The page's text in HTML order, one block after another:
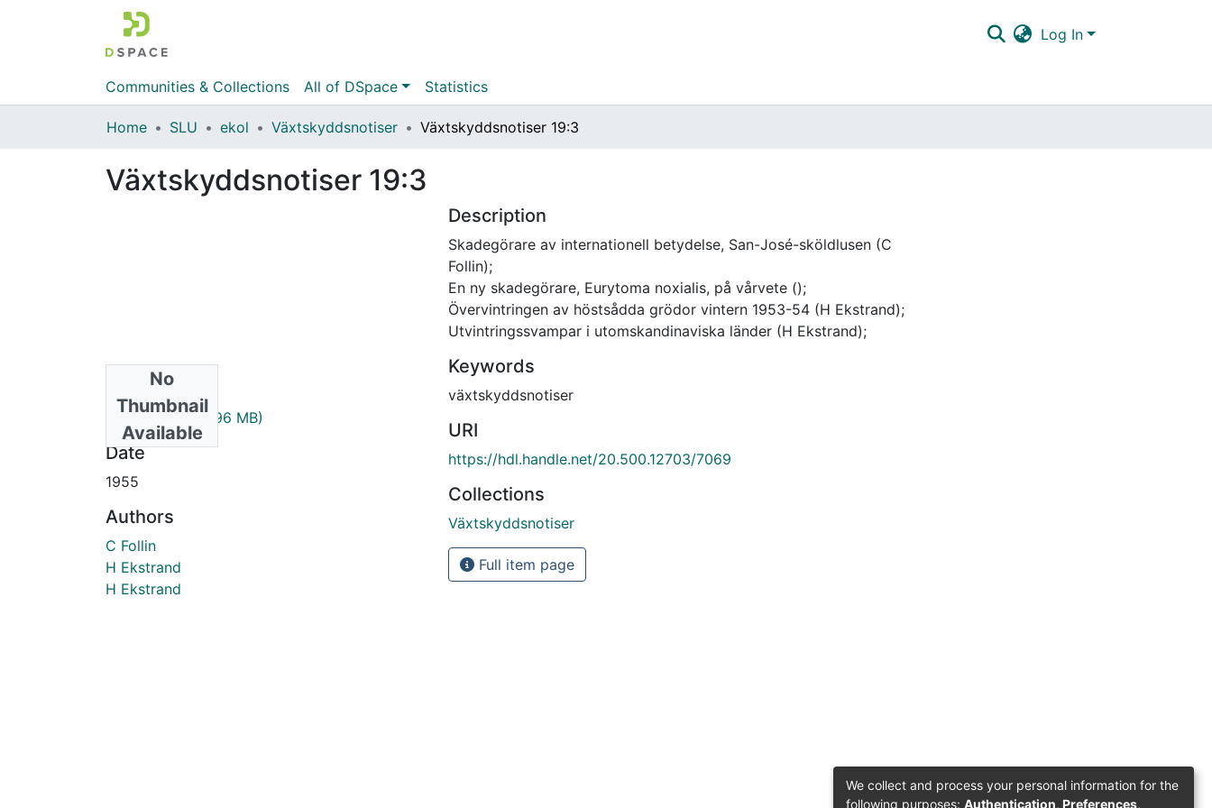
Log In
Communities & Collections All of DSpace Statistics
Home SLU ekol Växtskyddsnotiser Växtskyddsnotiser 19:3
Växtskyddsnotiser 19:3
No
Thumbnail
Available
1955_19_3.pdf(1.96 MB)
Date
1955
Authors
C Follin
H Ekstrand
H Ekstrand
Description
Skadegörare av internationell betydelse, San-José-sköldlusen (C
Follin);
En ny skadegörare, Eurytoma noxialis, på vårvete ();
Övervintringen av höstsådda grödor vintern 1953-54 (H Ekstrand);
Utvintringssvampar i utomskandinaviska länder (H Ekstrand);
Keywords
växtskyddsnotiser
URI
https://hdl.handle.net/20.500.12703/7069
Collections
Växtskyddsnotiser
Full item page
We collect and process your personal information for the
following purposes: Authentication, Preferences,